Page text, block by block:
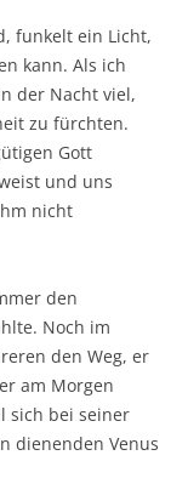
funkelt ein Licht,
kann. Als ich
der Nacht viel,
zu fürchten.
Gott
und uns
nicht
den
Noch im
den Weg, er
am Morgen
sich bei seiner
dienenden Venus